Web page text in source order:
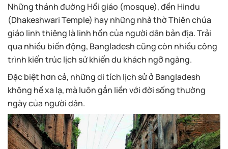
Những thánh đường Hồi giáo (mosque), đền Hindu
(Dhakeshwari Temple) hay những nhà thờ Thiên chúa
giáo linh thiêng là linh hồn của người dân bản địa. Trải
qua nhiều biến động, Bangladesh cũng còn nhiều công
trình kiến trúc lịch sử khiến du khách ngỡ ngàng.
Đặc biệt hơn cả, những di tích lịch sử ở Bangladesh
không hề xa lạ, mà luôn gắn liền với đời sống thường
ngày của người dân.